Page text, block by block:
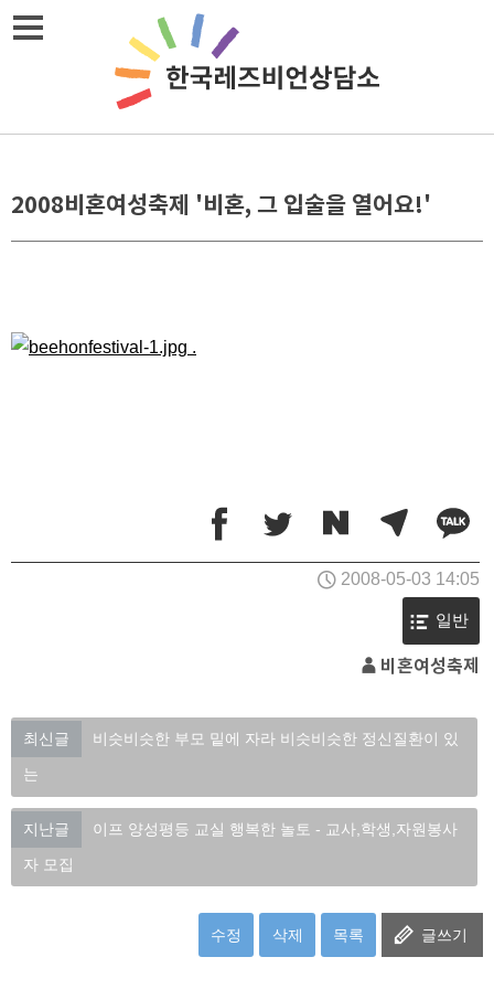
2008비혼여성축제 '비혼, 그 입술을 열어요!'
.
2008-05-03 14:05
일반
비혼여성축제
최신글
비슷비슷한 부모 밑에 자라 비슷비슷한 정신질환이 있
는
지난글
이프 양성평등 교실 행복한 놀토 - 교사,학생,자원봉사
자 모집
수정 삭제 목록 글쓰기